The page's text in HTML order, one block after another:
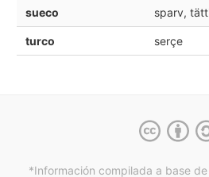
sueco sparv,
turco serçe
*Información compilada a base